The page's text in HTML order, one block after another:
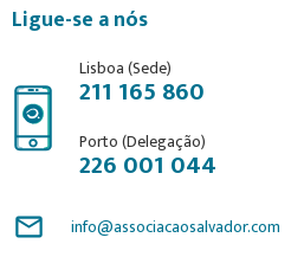
Ligue-se a nós
Lisboa (Sede)
211 165 860
Porto (Delegação)
226 001 044
mail_outline info@associacaosalvador.com